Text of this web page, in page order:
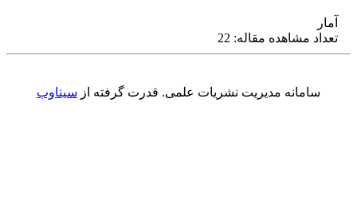
آمار
تعداد مشاهده مقاله: 22
سامانه مدیریت نشریات علمی. قدرت گرفته از سیناوب